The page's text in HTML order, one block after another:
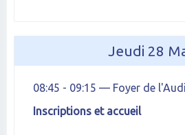
Jeudi 28
08:45 - 09:15 — Foyer de
Inscriptions et accueil